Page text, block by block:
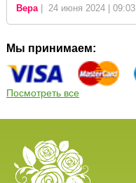
Вера| 24 июня 2024 | 09:03
Мы принимаем:
Посмотреть все